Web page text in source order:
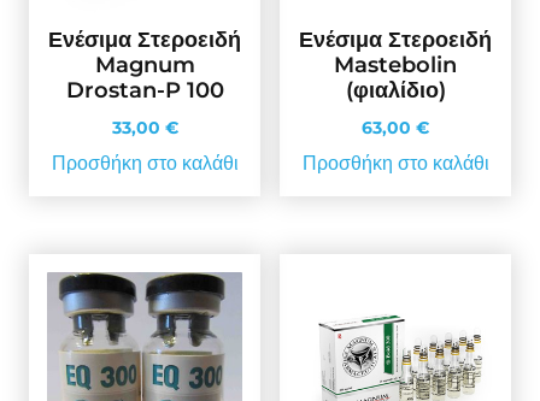
Ενέσιμα Στεροειδή
Magnum
Drostan-P 100
33,00 €
Προσθήκη στο καλάθι
Ενέσιμα Στεροειδή
Mastebolin
(φιαλίδιο)
63,00 €
Προσθήκη στο καλάθι